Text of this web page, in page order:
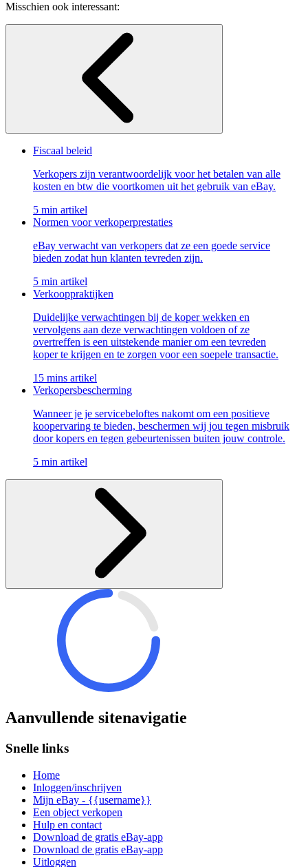
Misschien ook interessant:
Fiscaal beleid
Verkopers zijn verantwoordelijk voor het betalen van alle
kosten en btw die voortkomen uit het gebruik van eBay.
5 min artikel
Normen voor verkoperprestaties
eBay verwacht van verkopers dat ze een goede service
bieden zodat hun klanten tevreden zijn.
5 min artikel
Verkooppraktijken
Duidelijke verwachtingen bij de koper wekken en
vervolgens aan deze verwachtingen voldoen of ze
overtreffen is een uitstekende manier om een tevreden
koper te krijgen en te zorgen voor een soepele transactie.
15 mins artikel
Verkopersbescherming
Wanneer je je servicebeloftes nakomt om een positieve
koopervaring te bieden, beschermen wij jou tegen misbruik
door kopers en tegen gebeurtenissen buiten jouw controle.
5 min artikel
Aanvullende sitenavigatie
Snelle links
Home
Inloggen/inschrijven
Mijn eBay - {{username}}
Een object verkopen
Hulp en contact
Download de gratis eBay-app
Download de gratis eBay-app
Uitloggen